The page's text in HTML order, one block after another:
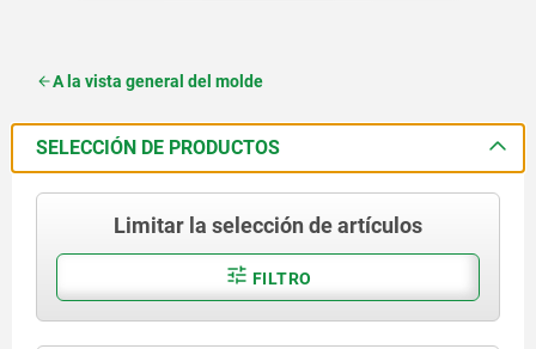
A la vista general del molde
SELECCIÓN DE PRODUCTOS
Limitar la selección de artículos
FILTRO